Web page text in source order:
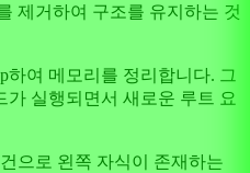
제거하여 구조를 유지하는 것
하여 메모리를 정리합니다. 그
가 실행되면서 새로운 루트 요
으로 왼쪽 자식이 존재하는